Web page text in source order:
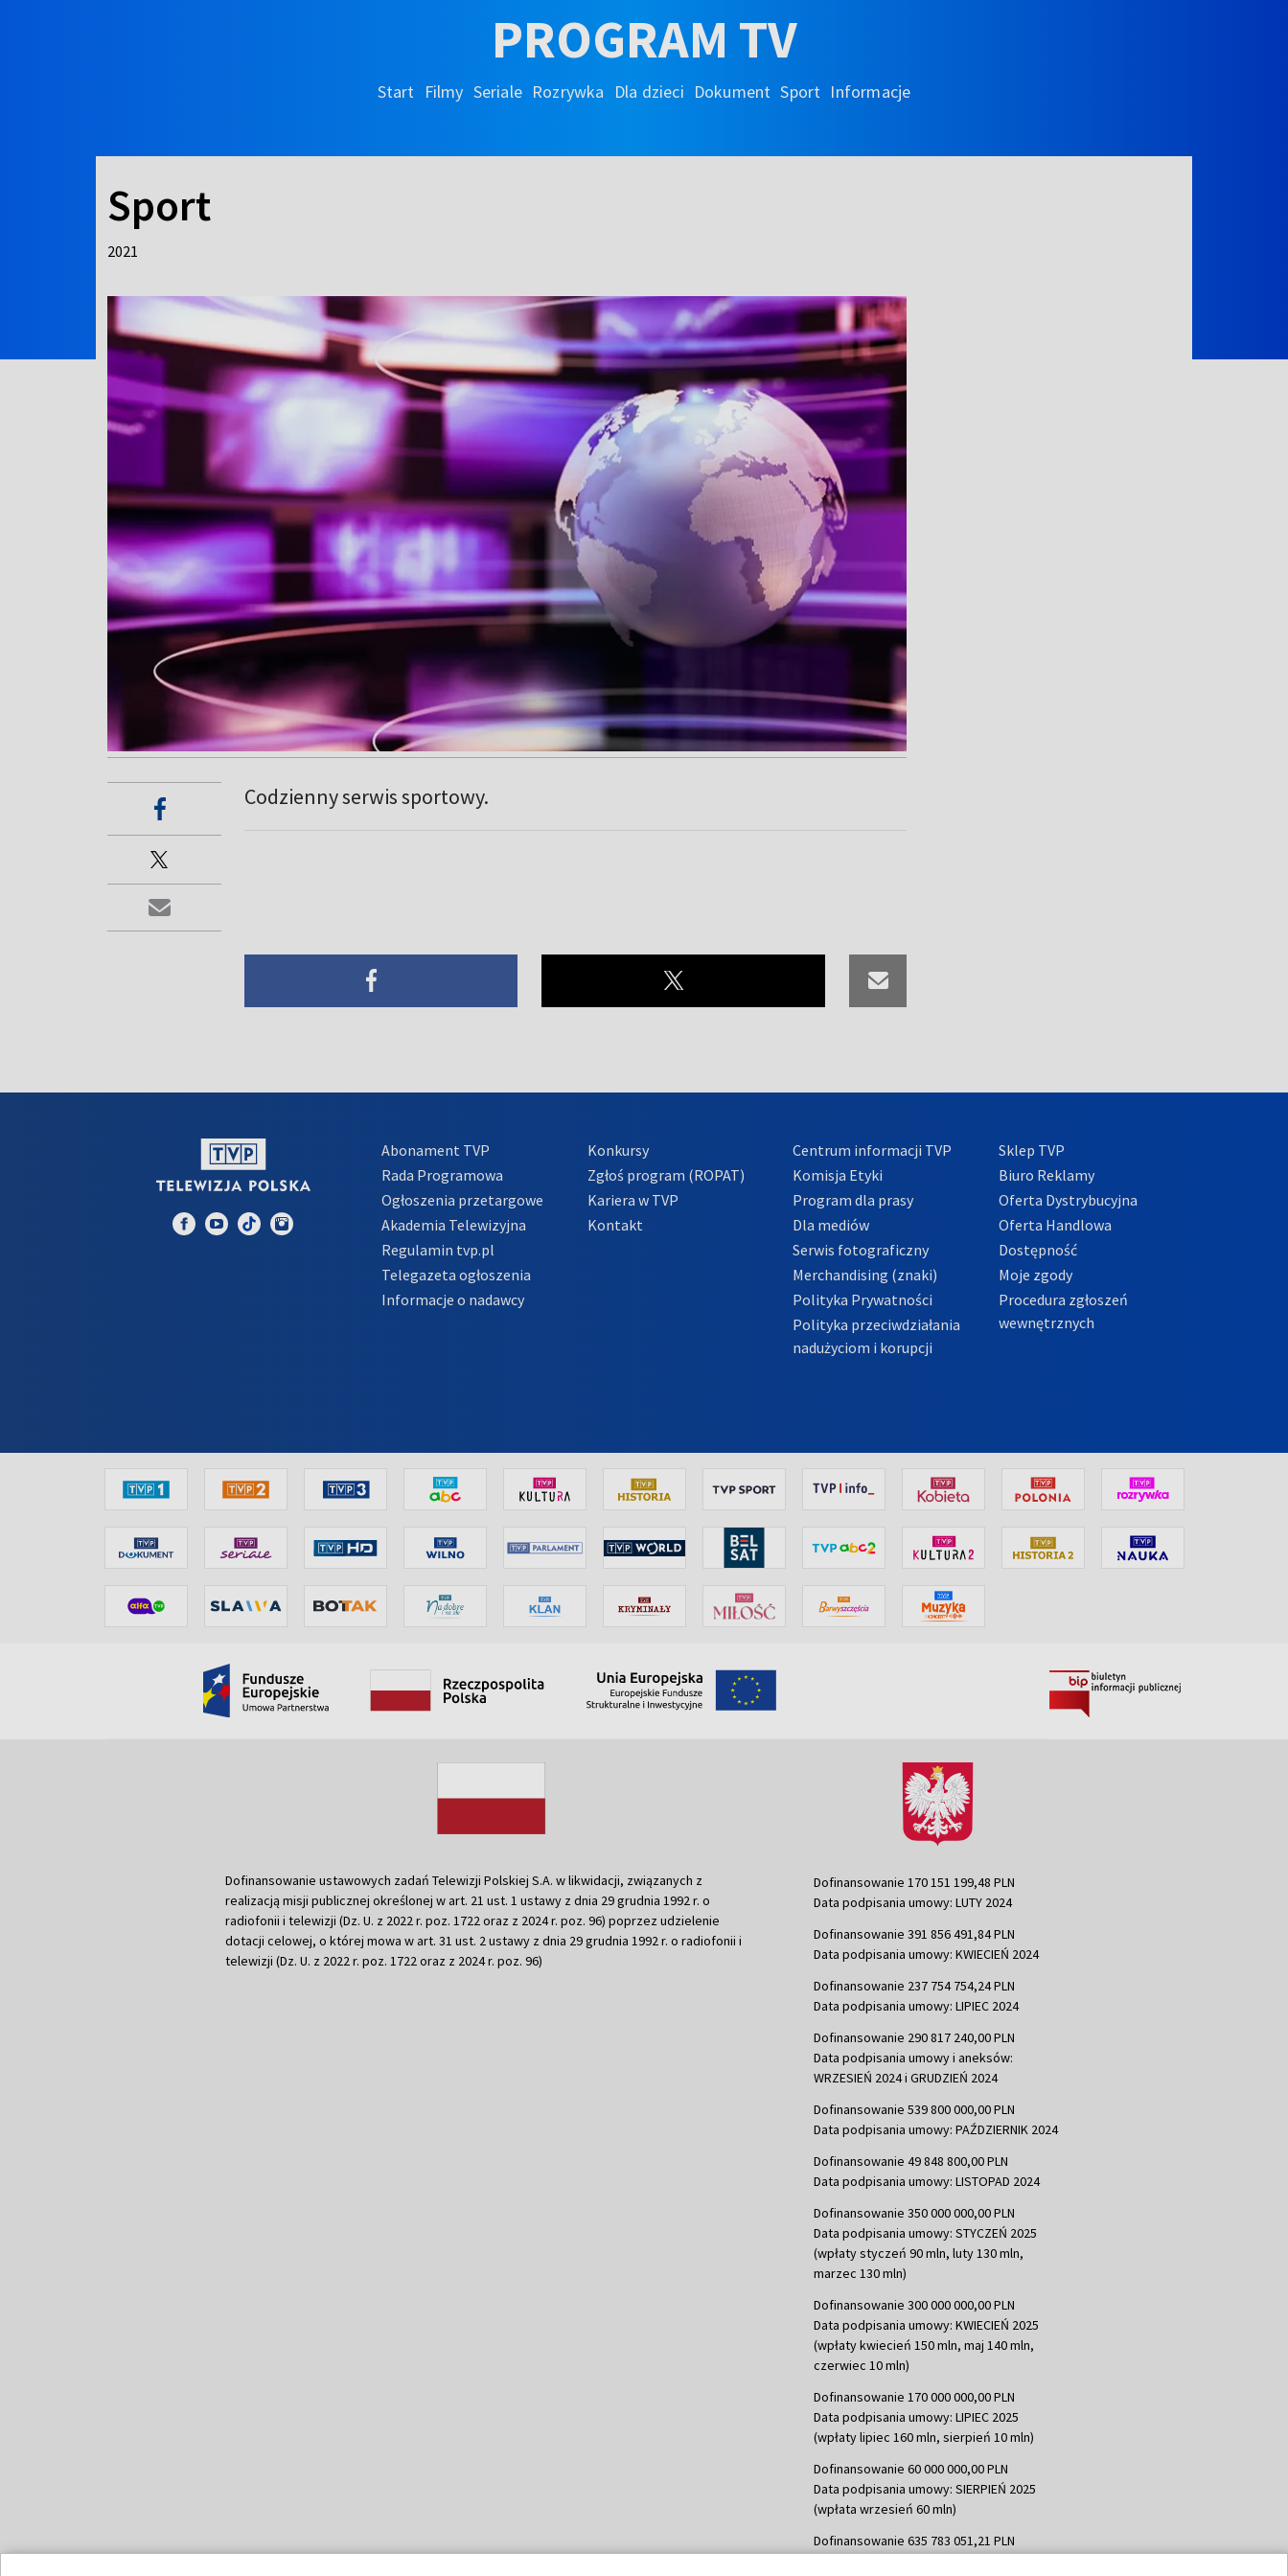
PROGRAM TV
Start Filmy Seriale Rozrywka Dla dzieci Dokument Sport Informacje
Sport
2021
Codzienny serwis sportowy.
Abonament TVP
Rada Programowa
Ogłoszenia przetargowe
Akademia Telewizyjna
Regulamin tvp.pl
Telegazeta ogłoszenia
Informacje o nadawcy
Konkursy
Zgłoś program (ROPAT)
Kariera w TVP
Kontakt
Centrum informacji TVP
Komisja Etyki
Program dla prasy
Dla mediów
Serwis fotograficzny
Merchandising (znaki)
Polityka Prywatności
Polityka przeciwdziałania
nadużyciom i korupcji
Sklep TVP
Biuro Reklamy
Oferta Dystrybucyjna
Oferta Handlowa
Dostępność
Moje zgody
Procedura zgłoszeń
wewnętrznych
Dofinansowanie ustawowych zadań Telewizji Polskiej S.A. w likwidacji, związanych z
realizacją misji publicznej określonej w art. 21 ust. 1 ustawy z dnia 29 grudnia 1992 r. o
radiofonii i telewizji (Dz. U. z 2022 r. poz. 1722 oraz z 2024 r. poz. 96) poprzez udzielenie
dotacji celowej, o której mowa w art. 31 ust. 2 ustawy z dnia 29 grudnia 1992 r. o radiofonii i
telewizji (Dz. U. z 2022 r. poz. 1722 oraz z 2024 r. poz. 96)
Dofinansowanie 170 151 199,48 PLN
Data podpisania umowy: LUTY 2024
Dofinansowanie 391 856 491,84 PLN
Data podpisania umowy: KWIECIEŃ 2024
Dofinansowanie 237 754 754,24 PLN
Data podpisania umowy: LIPIEC 2024
Dofinansowanie 290 817 240,00 PLN
Data podpisania umowy i aneksów:
WRZESIEŃ 2024 i GRUDZIEŃ 2024
Dofinansowanie 539 800 000,00 PLN
Data podpisania umowy: PAŹDZIERNIK 2024
Dofinansowanie 49 848 800,00 PLN
Data podpisania umowy: LISTOPAD 2024
Dofinansowanie 350 000 000,00 PLN
Data podpisania umowy: STYCZEŃ 2025
(wpłaty styczeń 90 mln, luty 130 mln,
marzec 130 mln)
Dofinansowanie 300 000 000,00 PLN
Data podpisania umowy: KWIECIEŃ 2025
(wpłaty kwiecień 150 mln, maj 140 mln,
czerwiec 10 mln)
Dofinansowanie 170 000 000,00 PLN
Data podpisania umowy: LIPIEC 2025
(wpłaty lipiec 160 mln, sierpień 10 mln)
Dofinansowanie 60 000 000,00 PLN
Data podpisania umowy: SIERPIEŃ 2025
(wpłata wrzesień 60 mln)
Dofinansowanie 635 783 051,21 PLN